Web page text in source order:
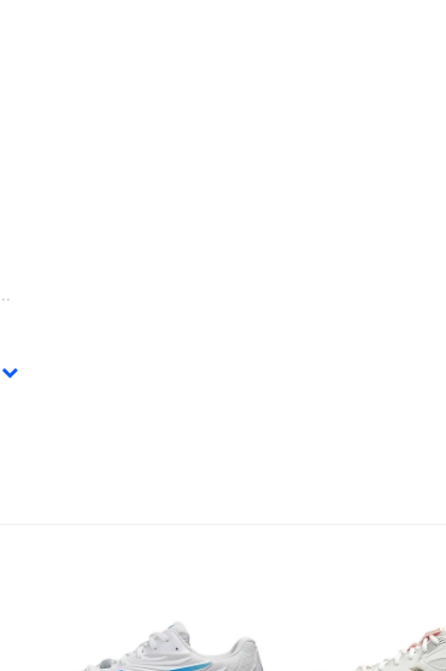
các chuyển động nhanh.